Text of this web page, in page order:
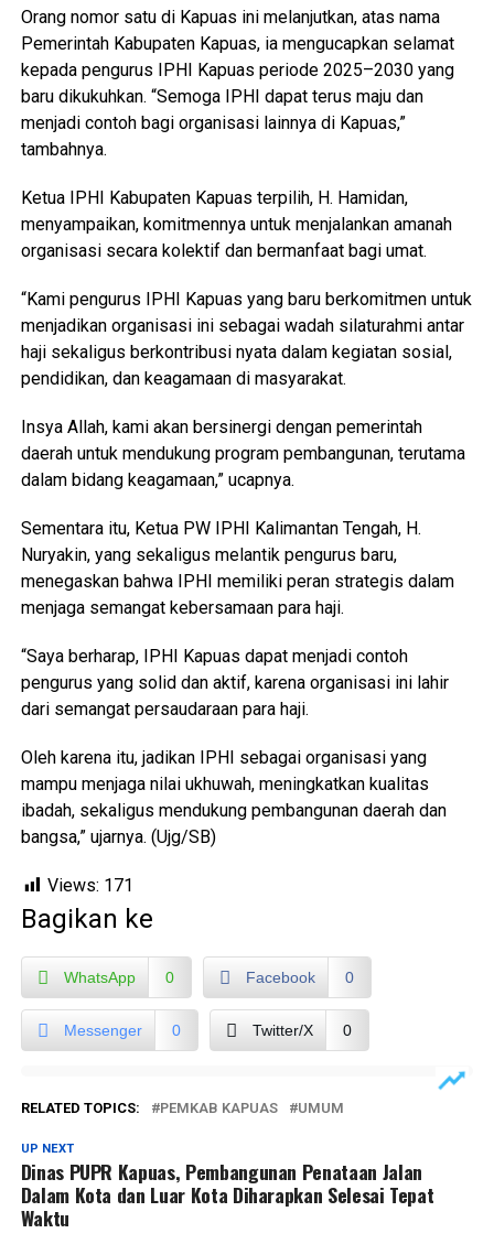
Orang nomor satu di Kapuas ini melanjutkan, atas nama
Pemerintah Kabupaten Kapuas, ia mengucapkan selamat
kepada pengurus IPHI Kapuas periode 2025–2030 yang
baru dikukuhkan. “Semoga IPHI dapat terus maju dan
menjadi contoh bagi organisasi lainnya di Kapuas,”
tambahnya.
Ketua IPHI Kabupaten Kapuas terpilih, H. Hamidan,
menyampaikan, komitmennya untuk menjalankan amanah
organisasi secara kolektif dan bermanfaat bagi umat.
“Kami pengurus IPHI Kapuas yang baru berkomitmen untuk
menjadikan organisasi ini sebagai wadah silaturahmi antar
haji sekaligus berkontribusi nyata dalam kegiatan sosial,
pendidikan, dan keagamaan di masyarakat.
Insya Allah, kami akan bersinergi dengan pemerintah
daerah untuk mendukung program pembangunan, terutama
dalam bidang keagamaan,” ucapnya.
Sementara itu, Ketua PW IPHI Kalimantan Tengah, H.
Nuryakin, yang sekaligus melantik pengurus baru,
menegaskan bahwa IPHI memiliki peran strategis dalam
menjaga semangat kebersamaan para haji.
“Saya berharap, IPHI Kapuas dapat menjadi contoh
pengurus yang solid dan aktif, karena organisasi ini lahir
dari semangat persaudaraan para haji.
Oleh karena itu, jadikan IPHI sebagai organisasi yang
mampu menjaga nilai ukhuwah, meningkatkan kualitas
ibadah, sekaligus mendukung pembangunan daerah dan
bangsa,” ujarnya. (Ujg/SB)
Views: 171
Bagikan ke
WhatsApp 0 Facebook 0
Messenger 0 Twitter/X 0
RELATED TOPICS: PEMKAB KAPUAS UMUM
UP NEXT
Dinas PUPR Kapuas, Pembangunan Penataan Jalan
Dalam Kota dan Luar Kota Diharapkan Selesai Tepat
Waktu